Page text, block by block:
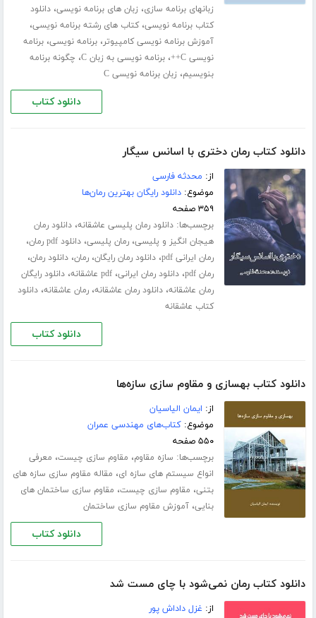
زبانهای برنامه سازی، زبان های برنامه نویسی،دانلود
کتاب برنامه نویسی،کتاب های رشته برنامه نویسی،
آموزش برنامه نویسی کامپیوتر،برنامه نویسی،برنامه
نویسی C++
،برنامه نویسی به زبان C ، چگونه برنامه
بنویسیم، زبان برنامه نویسی C
دانلود کتاب
دانلود کتاب رمان دختری با اسانس سیگار
از: محدثه فارسی
موضوع:دانلود رایگان بهترین رمان‌ها
۳۵۹ صفحه
برچسب‌ها:دانلود رمان پلیسی عاشقانه،دانلود رمان
هیجان انگیز و پلیسی،رمان پلیسی،دانلود pdf رمان ،
رمان ایرانی pdf ،دانلود رمان رایگان،رمان،دانلود رمان،
رمان pdf ،دانلود رمان ایرانی،pdf عاشقانه ،دانلود رایگان
رمان عاشقانه،دانلود رمان عاشقانه،رمان عاشقانه،دانلود
کتاب عاشقانه
دانلود کتاب
دانلود کتاب بهسازی و مقاوم سازی سازه‌ها
از: ایمان الیاسیان
موضوع:کتاب‌های مهندسی عمران
۵۵۰ صفحه
برچسب‌ها: سازه مقاوم، مقاوم سازی چیست، معرفی
انواع سیستم های سازه ای، مقاله مقاوم سازی سازه های
بتنی، مقاوم سازی چیست، مقاوم سازی ساختمان های
بنایی،آموزش مقاوم سازی ساختمان
دانلود کتاب
دانلود کتاب رمان نمی‌شود با چای مست شد
از: غزل داداش پور